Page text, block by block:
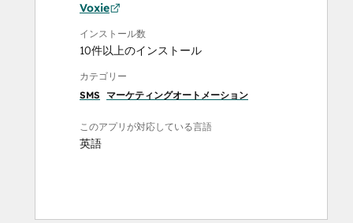
Voxie
インストール数
10件以上のインストール
カテゴリー
SMS
マーケティングオートメーション
このアプリが対応している言語
英語